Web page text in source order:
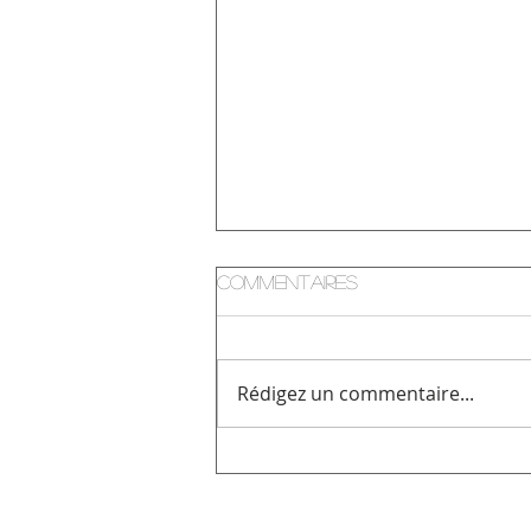
Commentaires
Rédigez un commentaire...